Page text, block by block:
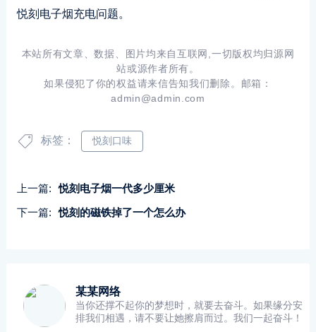
悦刻电子烟充电问题。
本站所有文章、数据、图片均来自互联网,一切版权均归源网
站或源作者所有。
如果侵犯了你的权益请来信告知我们删除。邮箱：
admin@admin.com
标签： 悦刻口味
上一篇:
悦刻电子烟一代多少厘米
下一篇:
悦刻的磁铁掉了一个怎么办
某某网络
当你还撑不起你的梦想时，就要去奋斗。如果缘分安
排我们相遇，请不要让她擦肩而过。我们一起奋斗！